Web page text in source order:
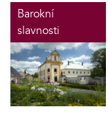
Barokní
slavnosti